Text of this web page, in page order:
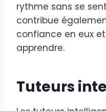
rythme sans se
contribue
confiance en eux
apprendre.
Tuteurs